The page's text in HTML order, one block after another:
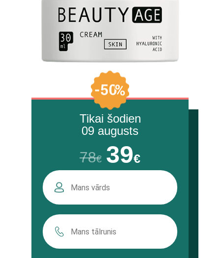
Tikai šodien
09 augusts
78€ 39€